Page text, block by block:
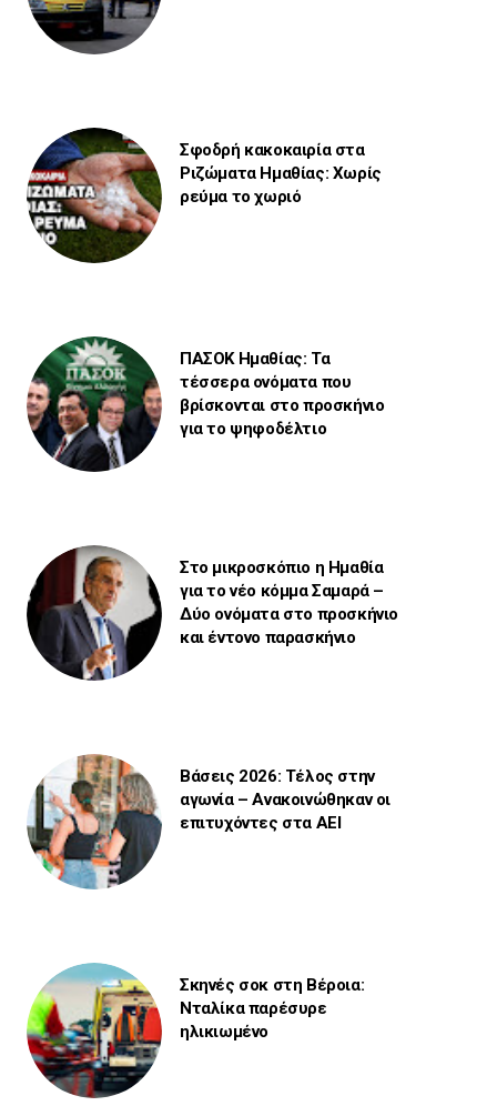
Σφοδρή κακοκαιρία στα
Ριζώματα Ημαθίας: Χωρίς
ρεύμα το χωριό
ΠΑΣΟΚ Ημαθίας: Τα
τέσσερα ονόματα που
βρίσκονται στο προσκήνιο
για το ψηφοδέλτιο
Στο μικροσκόπιο η Ημαθία
για το νέο κόμμα Σαμαρά –
Δύο ονόματα στο προσκήνιο
και έντονο παρασκήνιο
Βάσεις 2026: Τέλος στην
αγωνία – Ανακοινώθηκαν οι
επιτυχόντες στα ΑΕΙ
Σκηνές σοκ στη Βέροια:
Νταλίκα παρέσυρε
ηλικιωμένο